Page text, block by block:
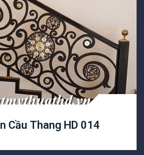
Lan Can Cầu Thang HD 014